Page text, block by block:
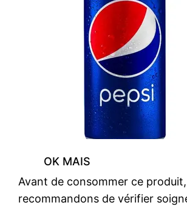
OK MAIS
Avant de consommer ce
recommandons de vérifier